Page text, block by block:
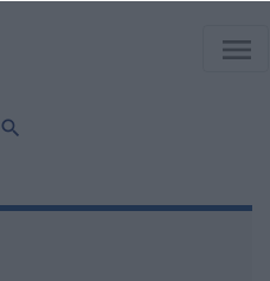
menu
search